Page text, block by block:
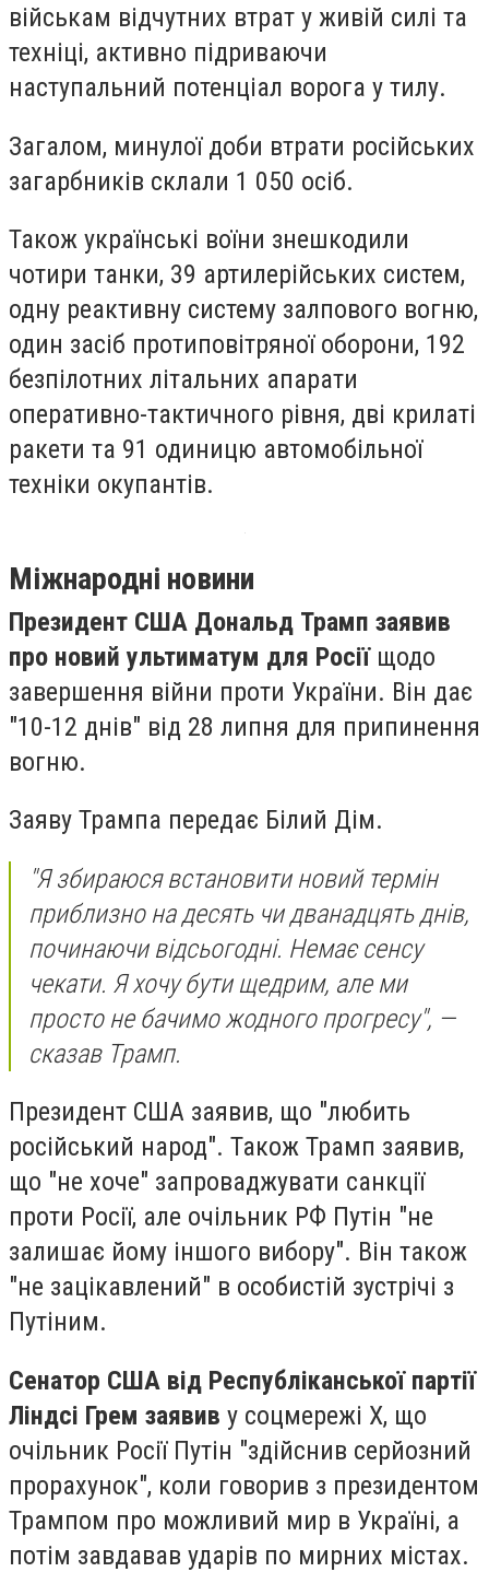
військам відчутних втрат у живій силі та
техніці, активно підриваючи
наступальний потенціал ворога у тилу.
Загалом, минулої доби втрати російських
загарбників склали 1 050 осіб.
Також українські воїни знешкодили
чотири танки, 39 артилерійських систем,
одну реактивну систему залпового вогню,
один засіб протиповітряної оборони, 192
безпілотних літальних апарати
оперативно-тактичного рівня, дві крилаті
ракети та 91 одиницю автомобільної
техніки окупантів.
Міжнародні новини
Президент США Дональд Трамп заявив
про новий ультиматум для Росіїщодо
завершення війни проти України. Він дає
"10-12 днів" від 28 липня для припинення
вогню.
Заяву Трампа передає Білий Дім.
"Я збираюся встановити новий термін
приблизно на десять чи дванадцять днів,
починаючи відсьогодні. Немає сенсу
чекати. Я хочу бути щедрим, але ми
просто не бачимо жодного прогресу", —
сказав Трамп.
Президент США заявив, що "любить
російський народ". Також Трамп заявив,
що "не хоче" запроваджувати санкції
проти Росії, але очільник РФ Путін "не
залишає йому іншого вибору". Він також
"не зацікавлений" в особистій зустрічі з
Путіним.
Сенатор США від Республіканської партії
Ліндсі Грем заявив у соцмережі X, що
очільник Росії Путін "здійснив серйозний
прорахунок", коли говорив з президентом
Трампом про можливий мир в Україні, а
потім завдавав ударів по мирних містах.